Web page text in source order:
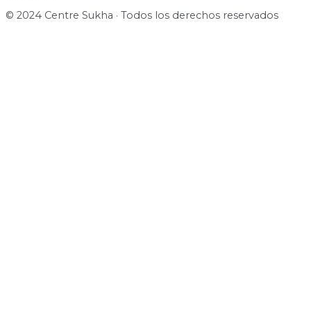
© 2024 Centre Sukha · Todos los derechos reservados